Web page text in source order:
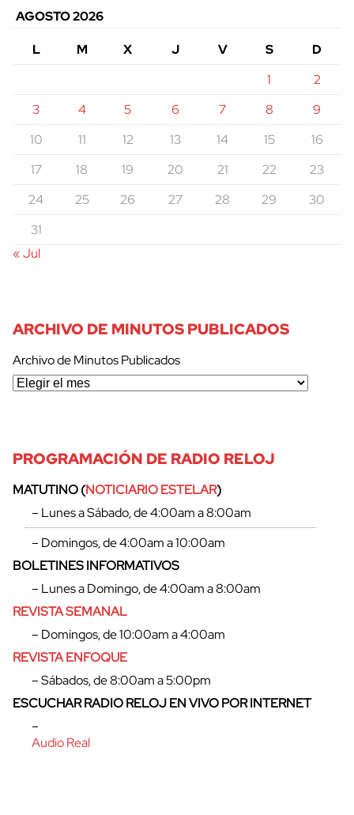
cerrar
AGOSTO 2026
L
M X J V S
D
1
2
3
4 5 6 7 8
9
10
11 12 13 14 15
16
17
18 19 20 21 22
23
24
25 26 27 28 29
30
31
« Jul
ARCHIVO DE MINUTOS PUBLICADOS
Archivo de Minutos Publicados
PROGRAMACIÓN DE RADIO RELOJ
MATUTINO (NOTICIARIO ESTELAR)
– Lunes a Sábado, de 4:00am a 8:00am
– Domingos, de 4:00am a 10:00am
BOLETINES INFORMATIVOS
– Lunes a Domingo, de 4:00am a 8:00am
REVISTA SEMANAL
– Domingos, de 10:00am a 4:00am
REVISTA ENFOQUE
– Sábados, de 8:00am a 5:00pm
ESCUCHAR RADIO RELOJ EN VIVO POR INTERNET
–
Audio Real